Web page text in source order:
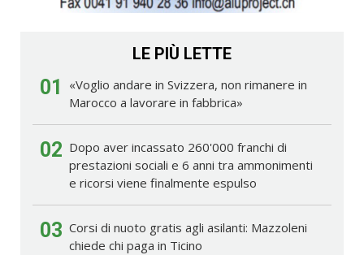
LE PIÙ LETTE
01
«Voglio andare in Svizzera, non rimanere in
Marocco a lavorare in fabbrica»
02 Dopo aver incassato 260'000 franchi di
prestazioni sociali e 6 anni tra ammonimenti
e ricorsi viene finalmente espulso
03 Corsi di nuoto gratis agli asilanti: Mazzoleni
chiede chi paga in Ticino